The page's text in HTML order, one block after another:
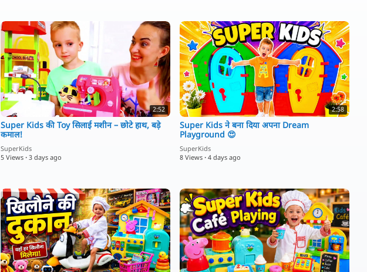
2:52
Super Kids की Toy सिलाई मशीन – छोटे हाथ, बड़े
कमाल!
SuperKids
5 Views · 3 days ago
2:58
Super Kids ने बना दिया अपना Dream
Playground 😍
SuperKids
8 Views · 4 days ago